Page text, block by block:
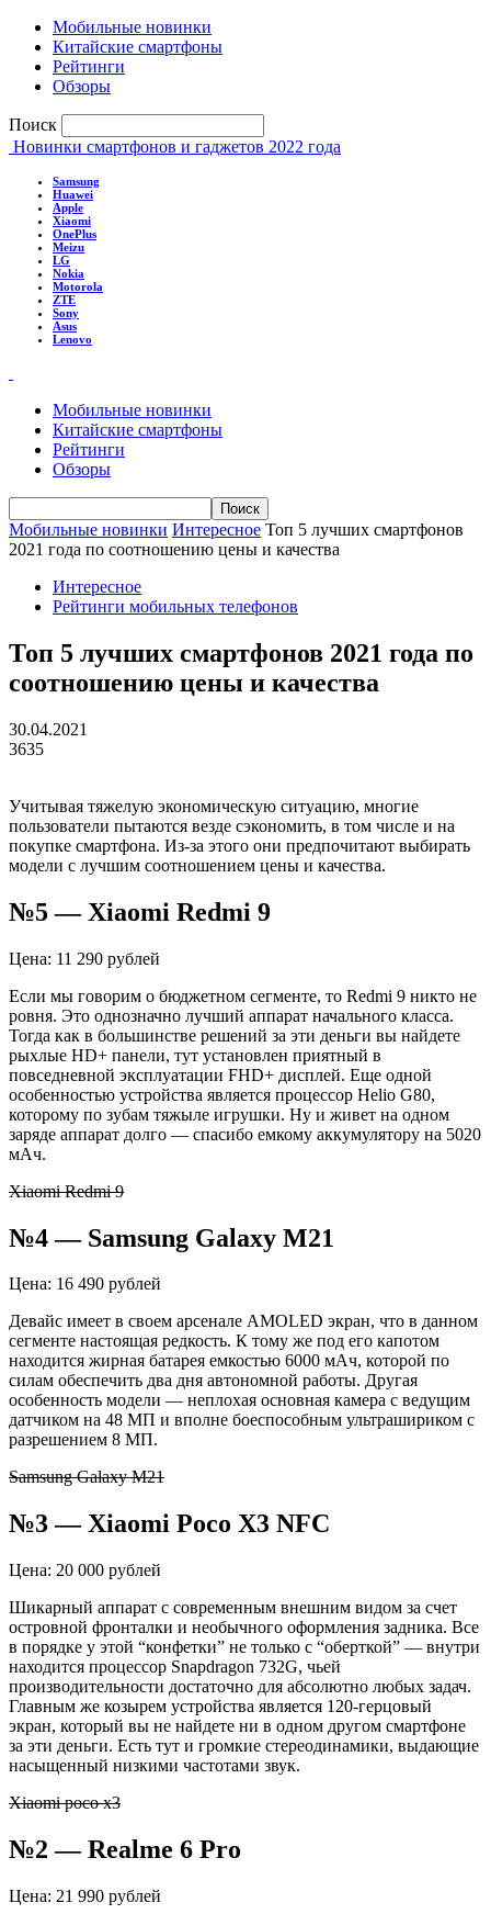
Мобильные новинки
Китайские смартфоны
Рейтинги
Обзоры
Поиск
Новинки смартфонов и гаджетов 2022 года
Samsung
Huawei
Apple
Xiaomi
OnePlus
Meizu
LG
Nokia
Motorola
ZTE
Sony
Asus
Lenovo
Мобильные новинки
Китайские смартфоны
Рейтинги
Обзоры
Мобильные новинки Интересное Топ 5 лучших смартфонов
2021 года по соотношению цены и качества
Интересное
Рейтинги мобильных телефонов
Топ 5 лучших смартфонов 2021 года по
соотношению цены и качества
30.04.2021
3635
Учитывая тяжелую экономическую ситуацию, многие
пользователи пытаются везде сэкономить, в том числе и на
покупке смартфона. Из-за этого они предпочитают выбирать
модели с лучшим соотношением цены и качества.
№5 — Xiaomi Redmi 9
Цена: 11 290 рублей
Если мы говорим о бюджетном сегменте, то Redmi 9 никто не
ровня. Это однозначно лучший аппарат начального класса.
Тогда как в большинстве решений за эти деньги вы найдете
рыхлые HD+ панели, тут установлен приятный в
повседневной эксплуатации FHD+ дисплей. Еще одной
особенностью устройства является процессор Helio G80,
которому по зубам тяжыле игрушки. Ну и живет на одном
заряде аппарат долго — спасибо емкому аккумулятору на 5020
мАч.
Xiaomi Redmi 9
№4 — Samsung Galaxy M21
Цена: 16 490 рублей
Девайс имеет в своем арсенале AMOLED экран, что в данном
сегменте настоящая редкость. К тому же под его капотом
находится жирная батарея емкостью 6000 мАч, которой по
силам обеспечить два дня автономной работы. Другая
особенность модели — неплохая основная камера с ведущим
датчиком на 48 МП и вполне боеспособным ультрашириком с
разрешением 8 МП.
Samsung Galaxy M21
№3 —Xiaomi Poco X3 NFC
Цена: 20 000 рублей
Шикарный аппарат с современным внешним видом за счет
островной фронталки и необычного оформления задника. Все
в порядке у этой “конфетки” не только с “оберткой” — внутри
находится процессор Snapdragon 732G, чьей
производительности достаточно для абсолютно любых задач.
Главным же козырем устройства является 120-герцовый
экран, который вы не найдете ни в одном другом смартфоне
за эти деньги. Есть тут и громкие стереодинамики, выдающие
насыщенный низкими частотами звук.
Xiaomi poco x3
№2 —Realme 6 Pro
Цена: 21 990 рублей